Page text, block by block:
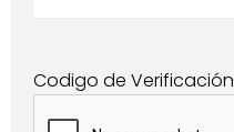
Codigo de Verificación